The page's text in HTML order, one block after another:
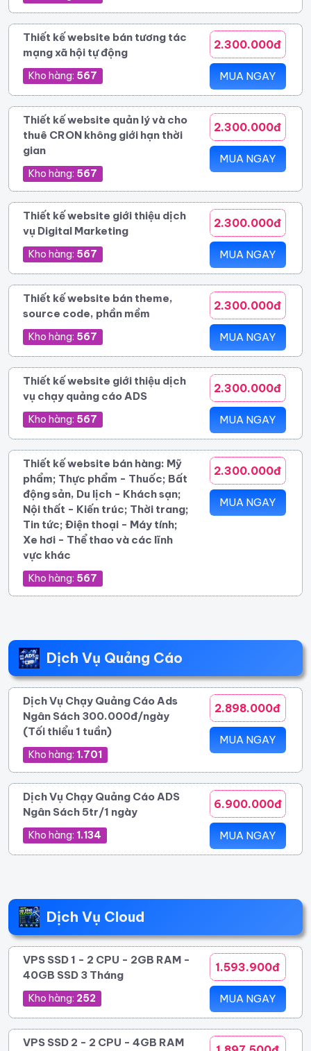
Thiết kế website bán tương tác
mạng xã hội tự động
Kho hàng: 567
2.300.000đ
MUA NGAY
Thiết kế website quản lý và cho
thuê CRON không giới hạn thời
gian
Kho hàng: 567
2.300.000đ
MUA NGAY
Thiết kế website giới thiệu dịch
vụ Digital Marketing
Kho hàng: 567
2.300.000đ
MUA NGAY
Thiết kế website bán theme,
source code, phần mềm
Kho hàng: 567
2.300.000đ
MUA NGAY
Thiết kế website giới thiệu dịch
vụ chạy quảng cáo ADS
Kho hàng: 567
2.300.000đ
MUA NGAY
Thiết kế website bán hàng: Mỹ
phẩm; Thực phẩm - Thuốc; Bất
động sản, Du lịch - Khách sạn;
Nội thất - Kiến trúc; Thời trang;
Tin tức; Điện thoại - Máy tính;
Xe hơi - Thể thao và các lĩnh
vực khác
Kho hàng: 567
2.300.000đ
MUA NGAY
Dịch Vụ Quảng Cáo
Dịch Vụ Chạy Quảng Cáo Ads
Ngân Sách 300.000đ/ngày
(Tối thiểu 1 tuần)
Kho hàng: 1.701
2.898.000đ
MUA NGAY
Dịch Vụ Chạy Quảng Cáo ADS
Ngân Sách 5tr/1 ngày
Kho hàng: 1.134
6.900.000đ
MUA NGAY
Dịch Vụ Cloud
VPS SSD 1 - 2 CPU - 2GB RAM -
40GB SSD 3 Tháng
Kho hàng: 252
1.593.900đ
MUA NGAY
VPS SSD 2 - 2 CPU - 4GB RAM